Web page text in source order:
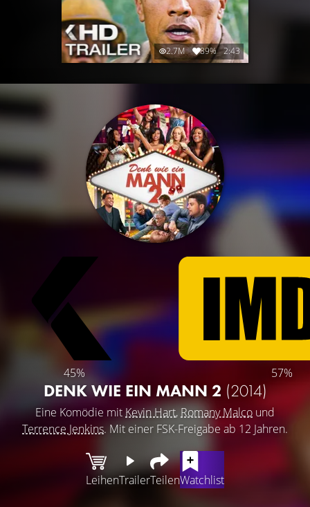
2.7M 89% 2:43
45% 57%
DENK WIE EIN MANN 2 (2014)
Eine Komödie mitKevin Hart, Romany Malco und
Terrence Jenkins. Mit einer FSK-Freigabe ab 12 Jahren.
LeihenTrailerTeilenWatchlist